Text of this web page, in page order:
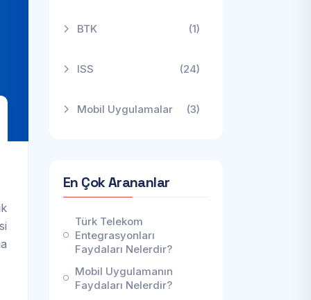
BTK (1)
ISS (24)
Mobil Uygulamalar (3)
En Çok Arananlar
Türk Telekom
Entegrasyonları
Faydaları Nelerdir?
Mobil Uygulamanın
Faydaları Nelerdir?